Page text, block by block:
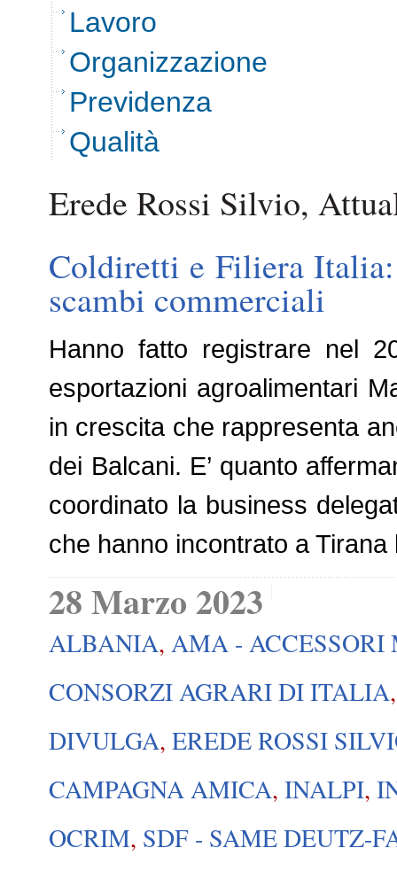
Lavoro
Organizzazione
Previdenza
Qualità
Erede Rossi Silvio,
Coldiretti e Filiera
scambi commerciali
Hanno fatto registrare nel
esportazioni agroalimentari
in crescita che rappresenta
dei Balcani. E’ quanto
coordinato la business
che hanno incontrato a
28 Marzo 2023
ALBANIA, AMA - ACCESSORI
CONSORZI AGRARI DI ITALIA
DIVULGA, EREDE ROSSI
CAMPAGNA AMICA, INALPI,
OCRIM, SDF - SAME DEUTZ-